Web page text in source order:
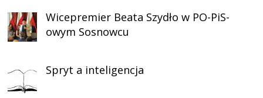
Wicepremier Beata Szydło w PO-PiS-
owym Sosnowcu
Spryt a inteligencja